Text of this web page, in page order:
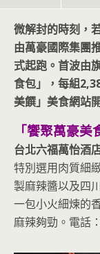
微解封的時刻，
由萬豪國際集團
式起跑。首波由
食包」，每組
美饌」美食網站
「饗聚萬豪
台北六福萬怡酒店
特別選用肉質細
製麻辣醬以及四
一包小火細煉的
麻辣夠勁。電話